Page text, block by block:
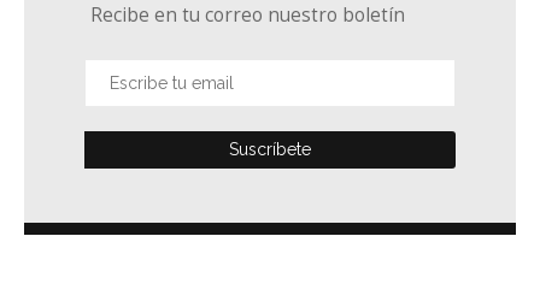
Recibe en tu correo nuestro boletín